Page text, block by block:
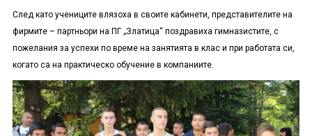
След като учениците влязоха в своите кабинети, представителите на
фирмите – партньори на ПГ „Златица“ поздравиха гимназистите, с
пожелания за успехи по време на занятията в клас и при работата си,
когато са на практическо обучение в компаниите.